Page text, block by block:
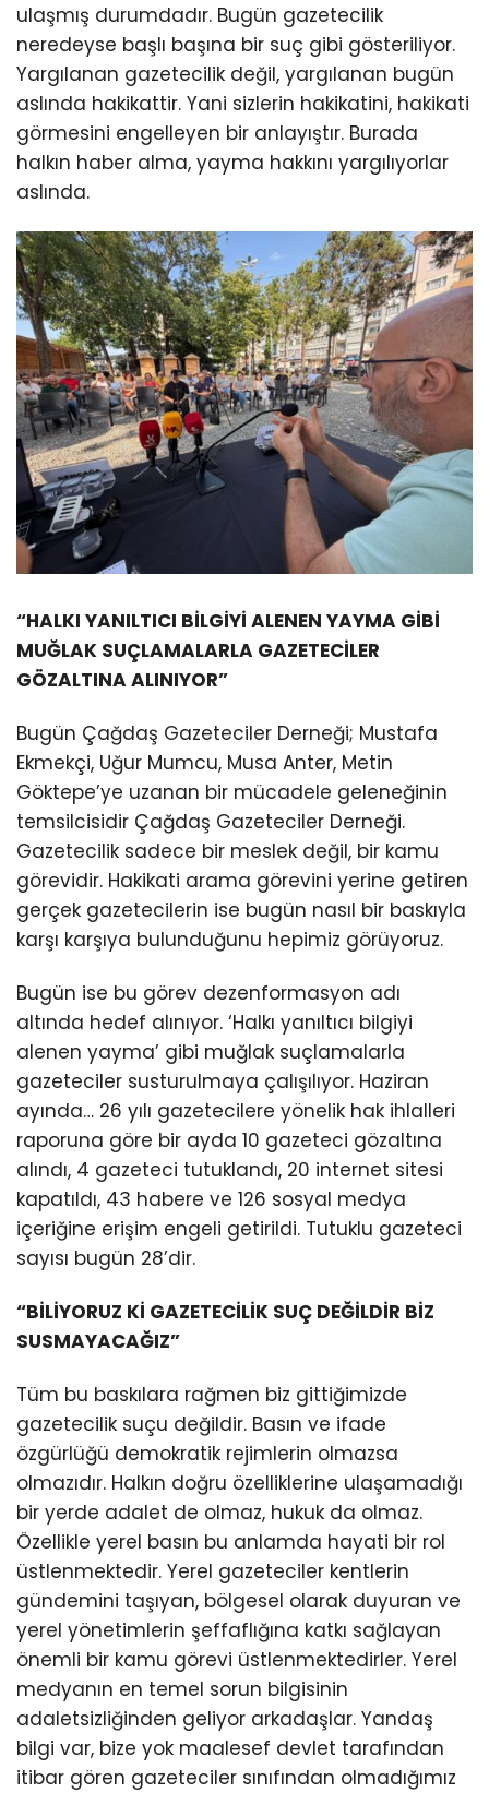
ulaşmış durumdadır. Bugün gazetecilik
neredeyse başlı başına bir suç gibi gösteriliyor.
Yargılanan gazetecilik değil, yargılanan bugün
aslında hakikattir. Yani sizlerin hakikatini, hakikati
görmesini engelleyen bir anlayıştır. Burada
halkın haber alma, yayma hakkını yargılıyorlar
aslında.
“HALKI YANILTICI BİLGİYİ ALENEN YAYMA GİBİ
MUĞLAK SUÇLAMALARLA GAZETECİLER
GÖZALTINA ALINIYOR”
Bugün Çağdaş Gazeteciler Derneği; Mustafa
Ekmekçi, Uğur Mumcu, Musa Anter, Metin
Göktepe’ye uzanan bir mücadele geleneğinin
temsilcisidir Çağdaş Gazeteciler Derneği.
Gazetecilik sadece bir meslek değil, bir kamu
görevidir. Hakikati arama görevini yerine getiren
gerçek gazetecilerin ise bugün nasıl bir baskıyla
karşı karşıya bulunduğunu hepimiz görüyoruz.
Bugün ise bu görev dezenformasyon adı
altında hedef alınıyor. ‘Halkı yanıltıcı bilgiyi
alenen yayma’ gibi muğlak suçlamalarla
gazeteciler susturulmaya çalışılıyor. Haziran
ayında… 26 yılı gazetecilere yönelik hak ihlalleri
raporuna göre bir ayda 10 gazeteci gözaltına
alındı, 4 gazeteci tutuklandı, 20 internet sitesi
kapatıldı, 43 habere ve 126 sosyal medya
içeriğine erişim engeli getirildi. Tutuklu gazeteci
sayısı bugün 28’dir.
“BİLİYORUZ Kİ GAZETECİLİK SUÇ DEĞİLDİR BİZ
SUSMAYACAĞIZ”
Tüm bu baskılara rağmen biz gittiğimizde
gazetecilik suçu değildir. Basın ve ifade
özgürlüğü demokratik rejimlerin olmazsa
olmazıdır. Halkın doğru özelliklerine ulaşamadığı
bir yerde adalet de olmaz, hukuk da olmaz.
Özellikle yerel basın bu anlamda hayati bir rol
üstlenmektedir. Yerel gazeteciler kentlerin
gündemini taşıyan, bölgesel olarak duyuran ve
yerel yönetimlerin şeffaflığına katkı sağlayan
önemli bir kamu görevi üstlenmektedirler. Yerel
medyanın en temel sorun bilgisinin
adaletsizliğinden geliyor arkadaşlar. Yandaş
bilgi var, bize yok maalesef devlet tarafından
itibar gören gazeteciler sınıfından olmadığımız